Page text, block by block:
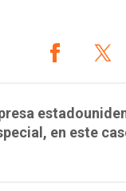
en este